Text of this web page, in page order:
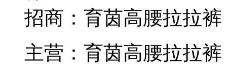
招商： 育茵高腰拉拉裤
主营： 育茵高腰拉拉裤